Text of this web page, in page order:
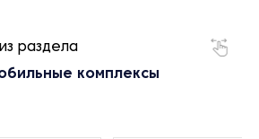
раздела
комплексы